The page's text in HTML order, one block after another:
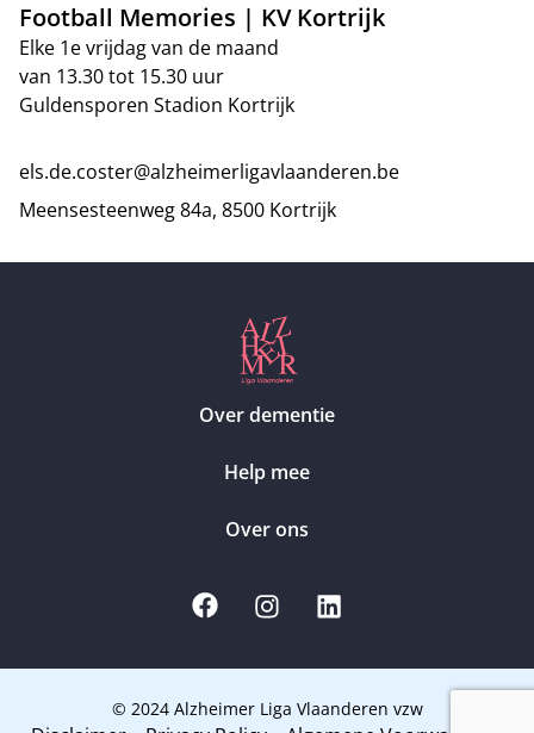
Football Memories | KV Kortrijk
Elke 1e vrijdag van de maand
van 13.30 tot 15.30 uur
Guldensporen Stadion Kortrijk
els.de.coster@alzheimerligavlaanderen.be
Meensesteenweg 84a, 8500 Kortrijk
Over dementie
Help mee
Over ons
© 2024 Alzheimer Liga Vlaanderen vzw